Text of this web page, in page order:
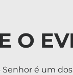
O
Senhor é um